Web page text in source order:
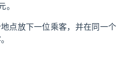
。
点放下一位乘客，并在同一个